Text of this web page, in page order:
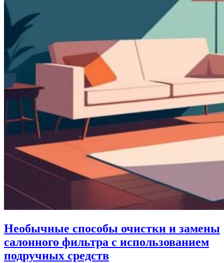
Необычные способы очистки и замены
салонного фильтра с использованием
подручных средств